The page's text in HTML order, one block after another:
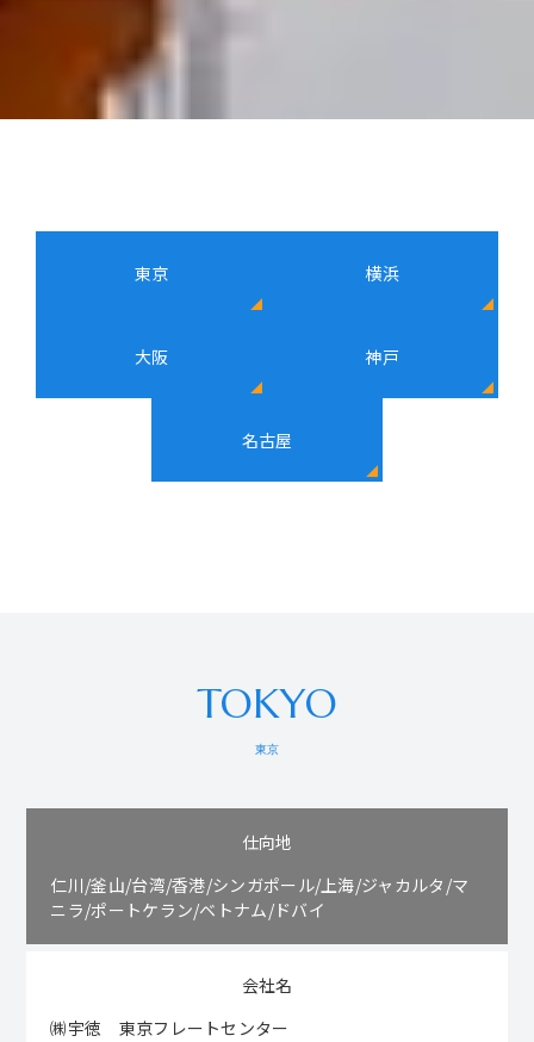
東京 横浜
大阪 神戸
名古屋
TOKYO
東京
仕向地
仁川/釜山/台湾/香港/シンガポール/上海/ジャカルタ/マ
ニラ/ポートケラン/ベトナム/ドバイ
会社名
㈱宇徳 東京フレートセンター